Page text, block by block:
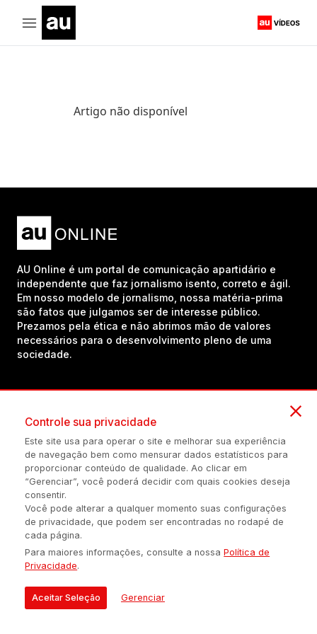
Artigo não disponível
AU Online é um portal de comunicação apartidário e
independente que faz jornalismo isento, correto e ágil.
Em nosso modelo de jornalismo, nossa matéria-prima
são fatos que julgamos ser de interesse público.
Prezamos pela ética e não abrimos mão de valores
necessários para o desenvolvimento pleno de uma
sociedade.
(54) 98434-8385
Política de privacidade Configuração de Cookies Quem Somos
É proibida a reprodução do conteúdo desta página em qualquer
meio de comunicação, eletrônico ou impreso, sem autorização
escrita de Auonline Comunicação Eireli.
© 2026 AUONLINE COMUNICAÇÃO EIRELI - CNPJ: 17.375.200/0001-
21
Controle sua privacidade
Este site usa para operar o site e melhorar sua experiência
de navegação bem como mensurar dados estatísticos para
proporcionar conteúdo de qualidade. Ao clicar em
“Gerenciar”, você poderá decidir com quais cookies deseja
consentir.
Você pode alterar a qualquer momento suas configurações
de privacidade, que podem ser encontradas no rodapé de
cada página.
Para maiores informações, consulte a nossaPolítica de
Privacidade.
Aceitar Seleção Gerenciar